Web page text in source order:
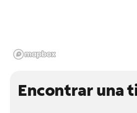
Encontrar una